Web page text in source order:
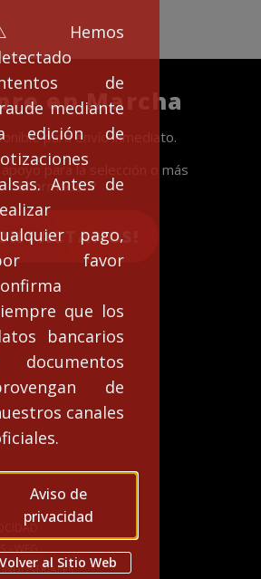
de
mediante
edición de
Antes de
pago,
favor
que los
bancarios
documentos
de
canales
Aviso de
privacidad
Volver al Sitio Web
en Marcha
para envío inmediato.
para la selección o más
información?
- WEG